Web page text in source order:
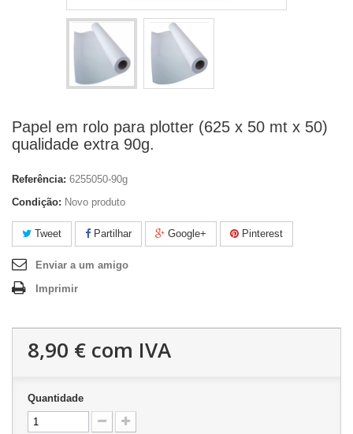
Papel em rolo para plotter (625 x 50 mt x 50)
qualidade extra 90g.
Referência: 6255050-90g
Condição: Novo produto
Tweet Partilhar Google+ Pinterest
Enviar a um amigo
Imprimir
8,90 € com IVA
Quantidade